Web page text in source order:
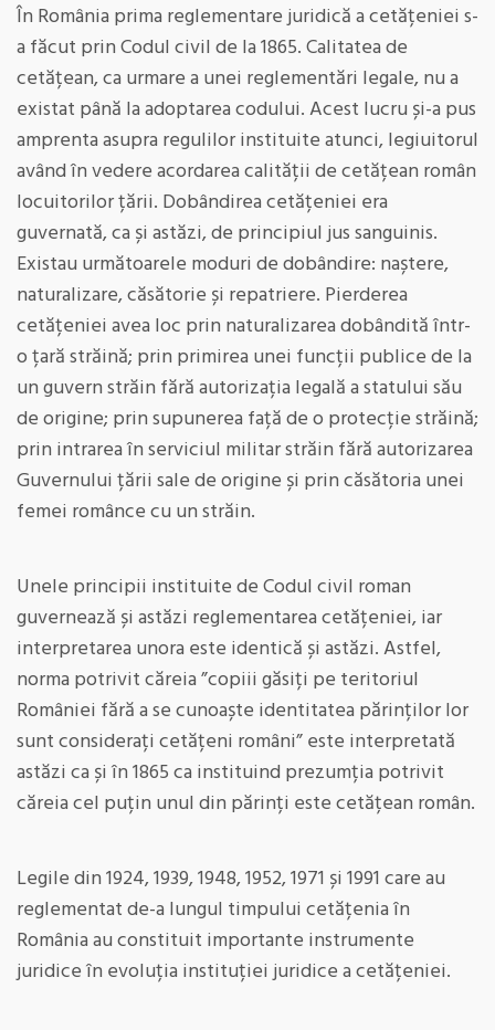
În România prima reglementare juridică a cetățeniei s-
a făcut prin Codul civil de la 1865. Calitatea de
cetățean, ca urmare a unei reglementări legale, nu a
existat până la adoptarea codului. Acest lucru și-a pus
amprenta asupra regulilor instituite atunci, legiuitorul
având în vedere acordarea calității de cetățean român
locuitorilor țării. Dobândirea cetățeniei era
guvernată, ca și astăzi, de principiul jus sanguinis.
Existau următoarele moduri de dobândire: naștere,
naturalizare, căsătorie și repatriere. Pierderea
cetățeniei avea loc prin naturalizarea dobândită într-
o țară străină; prin primirea unei funcții publice de la
un guvern străin fără autorizația legală a statului său
de origine; prin supunerea față de o protecție străină;
prin intrarea în serviciul militar străin fără autorizarea
Guvernului țării sale de origine și prin căsătoria unei
femei românce cu un străin.
Unele principii instituite de Codul civil roman
guvernează și astăzi reglementarea cetățeniei, iar
interpretarea unora este identică și astăzi. Astfel,
norma potrivit căreia ”copiii găsiți pe teritoriul
României fără a se cunoaște identitatea părinților lor
sunt considerați cetățeni români” este interpretată
astăzi ca și în 1865 ca instituind prezumția potrivit
căreia cel puțin unul din părinți este cetățean român.
Legile din 1924, 1939, 1948, 1952, 1971 și 1991 care au
reglementat de-a lungul timpului cetățenia în
România au constituit importante instrumente
juridice în evoluția instituției juridice a cetățeniei.